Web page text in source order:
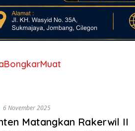
6 November 2025
Matangkan Rakerwil II